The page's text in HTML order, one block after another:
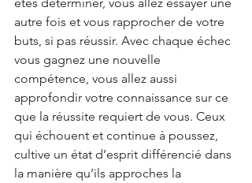
autre fois et vous rapprocher de votre
buts, si pas réussir. Avec chaque échec
vous gagnez une nouvelle
compétence, vous allez aussi
approfondir votre connaissance sur ce
que la réussite requiert de vous. Ceux
qui échouent et continue à poussez,
cultive un état d’esprit différencié dans
la manière qu’ils approches la